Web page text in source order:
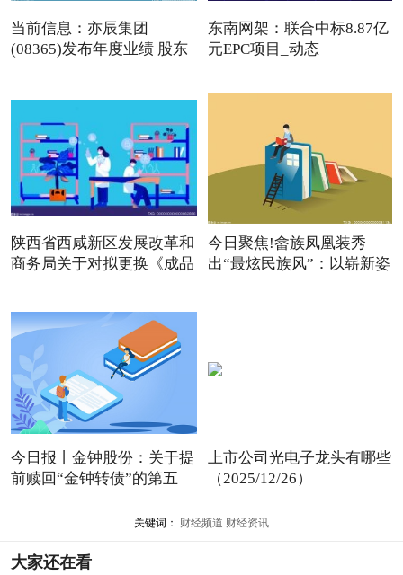
当前信息：亦辰集团
(08365)发布年度业绩 股东
东南网架：联合中标8.87亿
元EPC项目_动态
陕西省西咸新区发展改革和
商务局关于对拟更换《成品
今日聚焦!畲族凤凰装秀
出“最炫民族风”：以崭新姿
今日报丨金钟股份：关于提
前赎回“金钟转债”的第五
上市公司光电子龙头有哪些
（2025/12/26）
关键词： 财经频道 财经资讯
大家还在看